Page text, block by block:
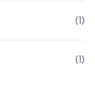
(1)
(1)